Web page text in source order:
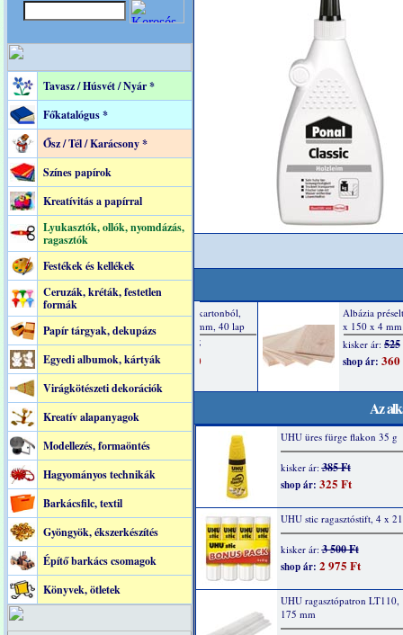
Tavasz / Húsvét / Nyár *
Főkatalógus *
Ősz / Tél / Karácsony *
Színes papírok
Kreatívitás a papírral
Lyukasztók, ollók, nyomdázás,
ragasztók
Festékek és kellékek
Ceruzák, kréták, festetlen
formák
Papír tárgyak, dekupázs
Egyedi albumok, kártyák
Virágkötészeti dekorációk
Kreatív alapanyagok
Modellezés, formaöntés
Hagyományos technikák
Barkácsfilc, textil
Gyöngyök, ékszerkészítés
Építő barkács csomagok
Könyvek, ötletek
Az
UHU üres fürge flakon 35 g
kisker ár:385 Ft
shop ár: 325 Ft
UHU stic ragasztóstift, 4 x
kisker ár:3 500 Ft
shop ár: 2 975 Ft
UHU ragasztópatron LT110,
175 mm